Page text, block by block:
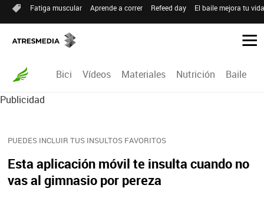
Fatiga muscular Aprende a correr Refeed day El baile mejora tu
Bici Vídeos Materiales Nutrición Baile
Publicidad
PUEDES INCLUIR TUS INSULTOS FAVORITOS
Esta aplicación móvil te insulta cuando no
vas al gimnasio por pereza